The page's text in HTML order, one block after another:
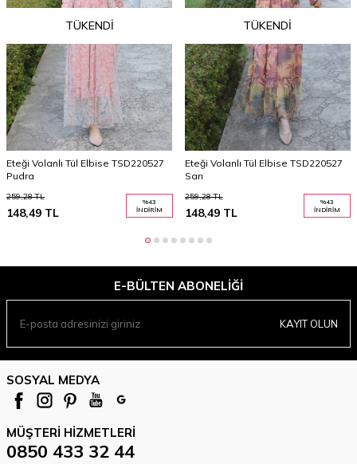
TÜKENDI
Eteği Volanlı Tül Elbise TSD220527
Pudra
259,28TL
148,49 TL
%43
İNDIRIM
TÜKENDI
Eteği Volanlı Tül Elbise TSD220527
Sarı
259,28TL
148,49TL
%43
İNDIRIM
E-BÜLTEN ABONELIĞI
KAYIT OLUN
SOSYAL MEDYA
MÜŞTERI HIZMETLERI
0850 433 32 44